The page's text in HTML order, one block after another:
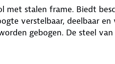
met stalen frame. Biedt
verstelbaar, deelbaar
gebogen. De steel